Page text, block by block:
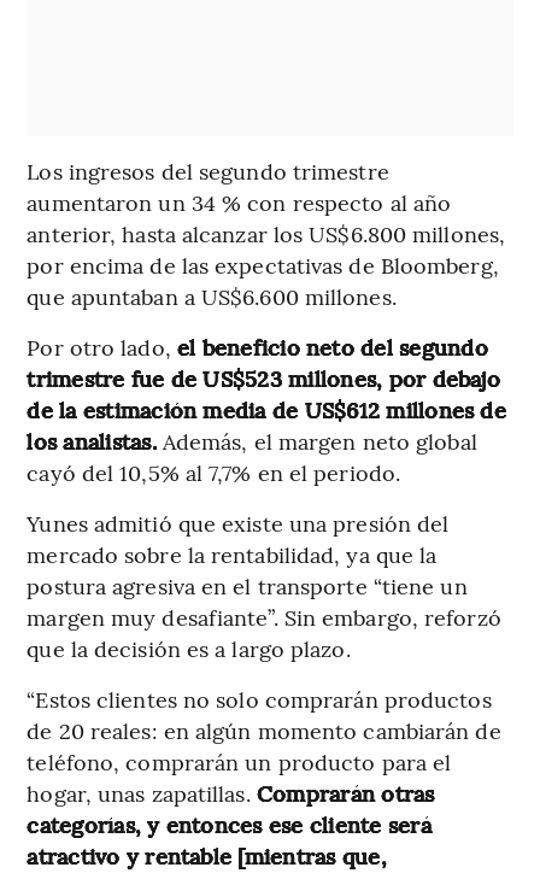
Los ingresos del segundo trimestre
aumentaron un 34 % con respecto al año
anterior, hasta alcanzar los US$6.800 millones,
por encima de las expectativas de Bloomberg,
que apuntaban a US$6.600 millones.
Por otro lado, el beneficio neto del segundo
trimestre fue de US$523 millones, por debajo
de la estimación media de US$612 millones de
los analistas.Además, el margen neto global
cayó del 10,5% al 7,7% en el periodo.
Yunes admitió que existe una presión del
mercado sobre la rentabilidad, ya que la
postura agresiva en el transporte “tiene un
margen muy desafiante”. Sin embargo, reforzó
que la decisión es a largo plazo.
“Estos clientes no solo comprarán productos
de 20 reales: en algún momento cambiarán de
teléfono, comprarán un producto para el
hogar, unas zapatillas.Comprarán otras
categorías, y entonces ese cliente será
atractivo y rentable [mientras que,